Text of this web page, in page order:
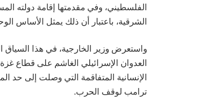
الشرقية، باعتبار أن ذلك يمثل الأساس
واستعرض وزير الخارجية، في هذا السياق
العدوان الإسرائيلي الغاشم على قطاع
الإنسانية المتفاقمة التي وصلت إلى حد
ترامب لوقف الحرب.